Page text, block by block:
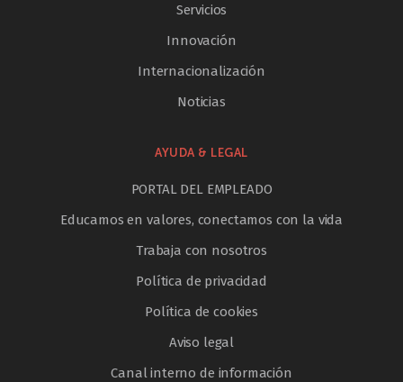
Servicios
Innovación
Internacionalización
Noticias
AYUDA & LEGAL
PORTAL DEL EMPLEADO
Educamos en valores, conectamos con la vida
Trabaja con nosotros
Política de privacidad
Política de cookies
Aviso legal
Canal interno de información